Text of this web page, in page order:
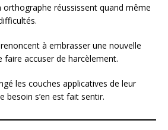
orthographe réussissent quand même
renoncent à embrasser une nouvelle
faire accuser de harcèlement.
les couches applicatives de leur
besoin s’en est fait sentir.